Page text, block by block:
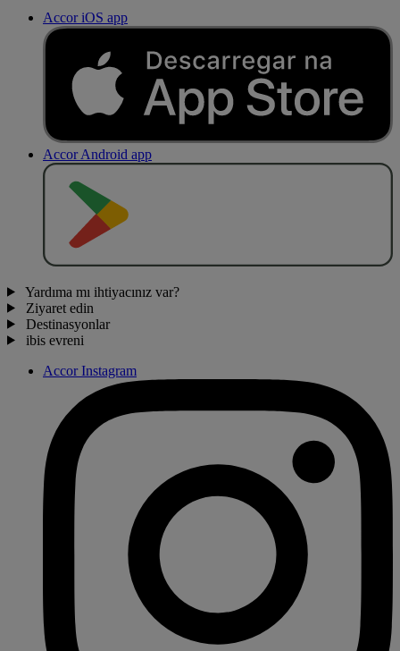
Accor iOS app
Accor Android app
Yardıma mı ihtiyacınız var?
Ziyaret edin
Destinasyonlar
ibis evreni
Accor Instagram